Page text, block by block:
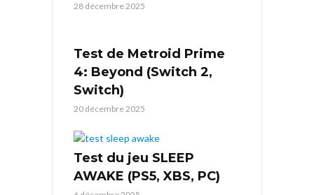
28 décembre 2025
Test de Metroid Prime
4: Beyond (Switch 2,
Switch)
20 décembre 2025
Test du jeu SLEEP
AWAKE (PS5, XBS, PC)